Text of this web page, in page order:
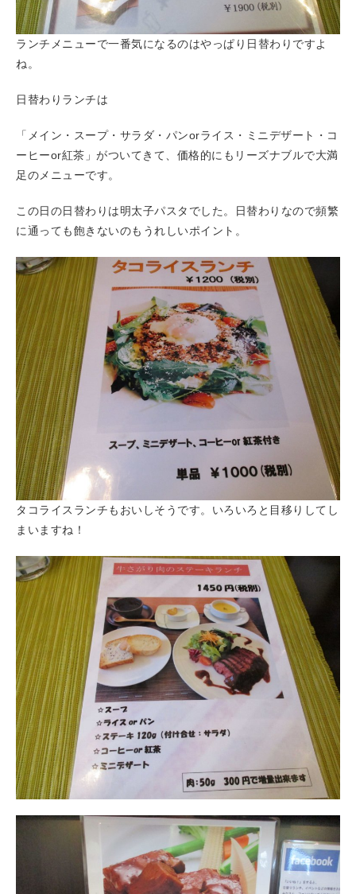
ランチメニューで一番気になるのはやっぱり日替わりですよ
ね。
日替わりランチは
「メイン・スープ・サラダ・パンorライス・ミニデザート・コ
ーヒーor紅茶」がついてきて、価格的にもリーズナブルで大満
足のメニューです。
この日の日替わりは明太子パスタでした。日替わりなので頻繁
に通っても飽きないのもうれしいポイント。
タコライスランチもおいしそうです。いろいろと目移りしてし
まいますね！